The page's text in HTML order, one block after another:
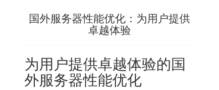
国外服务器性能优化：为用户提供
卓越体验
为用户提供卓越体验的国
外服务器性能优化